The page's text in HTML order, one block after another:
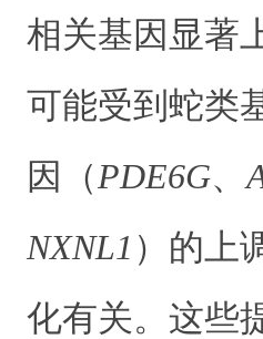
相关基因显著
可能受到蛇类
因（PDE6G、
NXNL1 ）的上
化有关。这些